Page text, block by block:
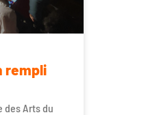
rempli
des Arts du